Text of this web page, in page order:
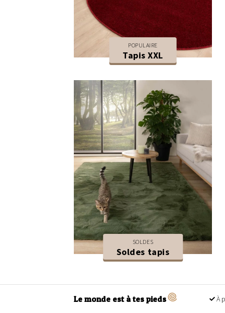
POPULAIRE
Tapis XXL
SOLDES
Soldes tapis
Le monde est à tes pieds À